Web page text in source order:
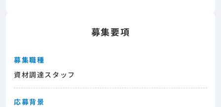
募集要項
募集職種
資材調達スタッフ
応募背景